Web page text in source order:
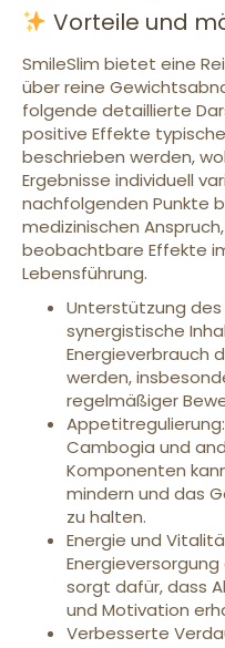
Vorteile und
SmileSlim bietet eine
über reine
folgende detaillierte
positive Effekte
beschrieben werden,
Ergebnisse individuell
nachfolgenden Punkte
medizinischen
beobachtbare Effekte
Lebensführung.
Unterstützung
synergistische
Energieverbrauch
werden,
regelmäßiger
Cambogia und
Komponenten
mindern und das
zu halten.
Energie und
sorgt dafür, dass
und Motivation
Verbesserte